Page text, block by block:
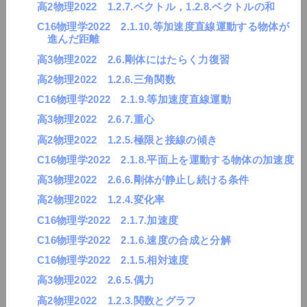
高2物理2022 1.2.7.ベクトル，1.2.8.ベクトルの和
C16物理学2022 2.1.10.等加速度直線運動する物体が
進んだ距離
高3物理2022 2.6.剛体にはたらく力復習
高2物理2022 1.2.6.三角関数
C16物理学2022 2.1.9.等加速度直線運動
高3物理2022 2.6.7.重心
高2物理2022 1.2.5.極限と接線の傾き
C16物理学2022 2.1.8.平面上を運動する物体の加速度
高3物理2022 2.6.6.剛体が静止し続ける条件
高2物理2022 1.2.4.変化率
C16物理学2022 2.1.7.加速度
C16物理学2022 2.1.6.速度の合成と分解
C16物理学2022 2.1.5.相対速度
高3物理2022 2.6.5.偶力
高2物理2022 1.2.3.関数とグラフ